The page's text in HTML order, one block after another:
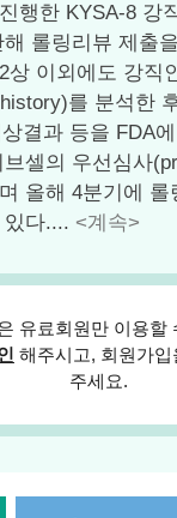
행한 KYSA-8 강
롤링리뷰 제출
상 이외에도 강직
를 분석한
결과 등을 FDA
셀의 우선심사
올해 4분기에
다.... <계속>
유료회원만 이용할
해주시고, 회원가입
주세요.